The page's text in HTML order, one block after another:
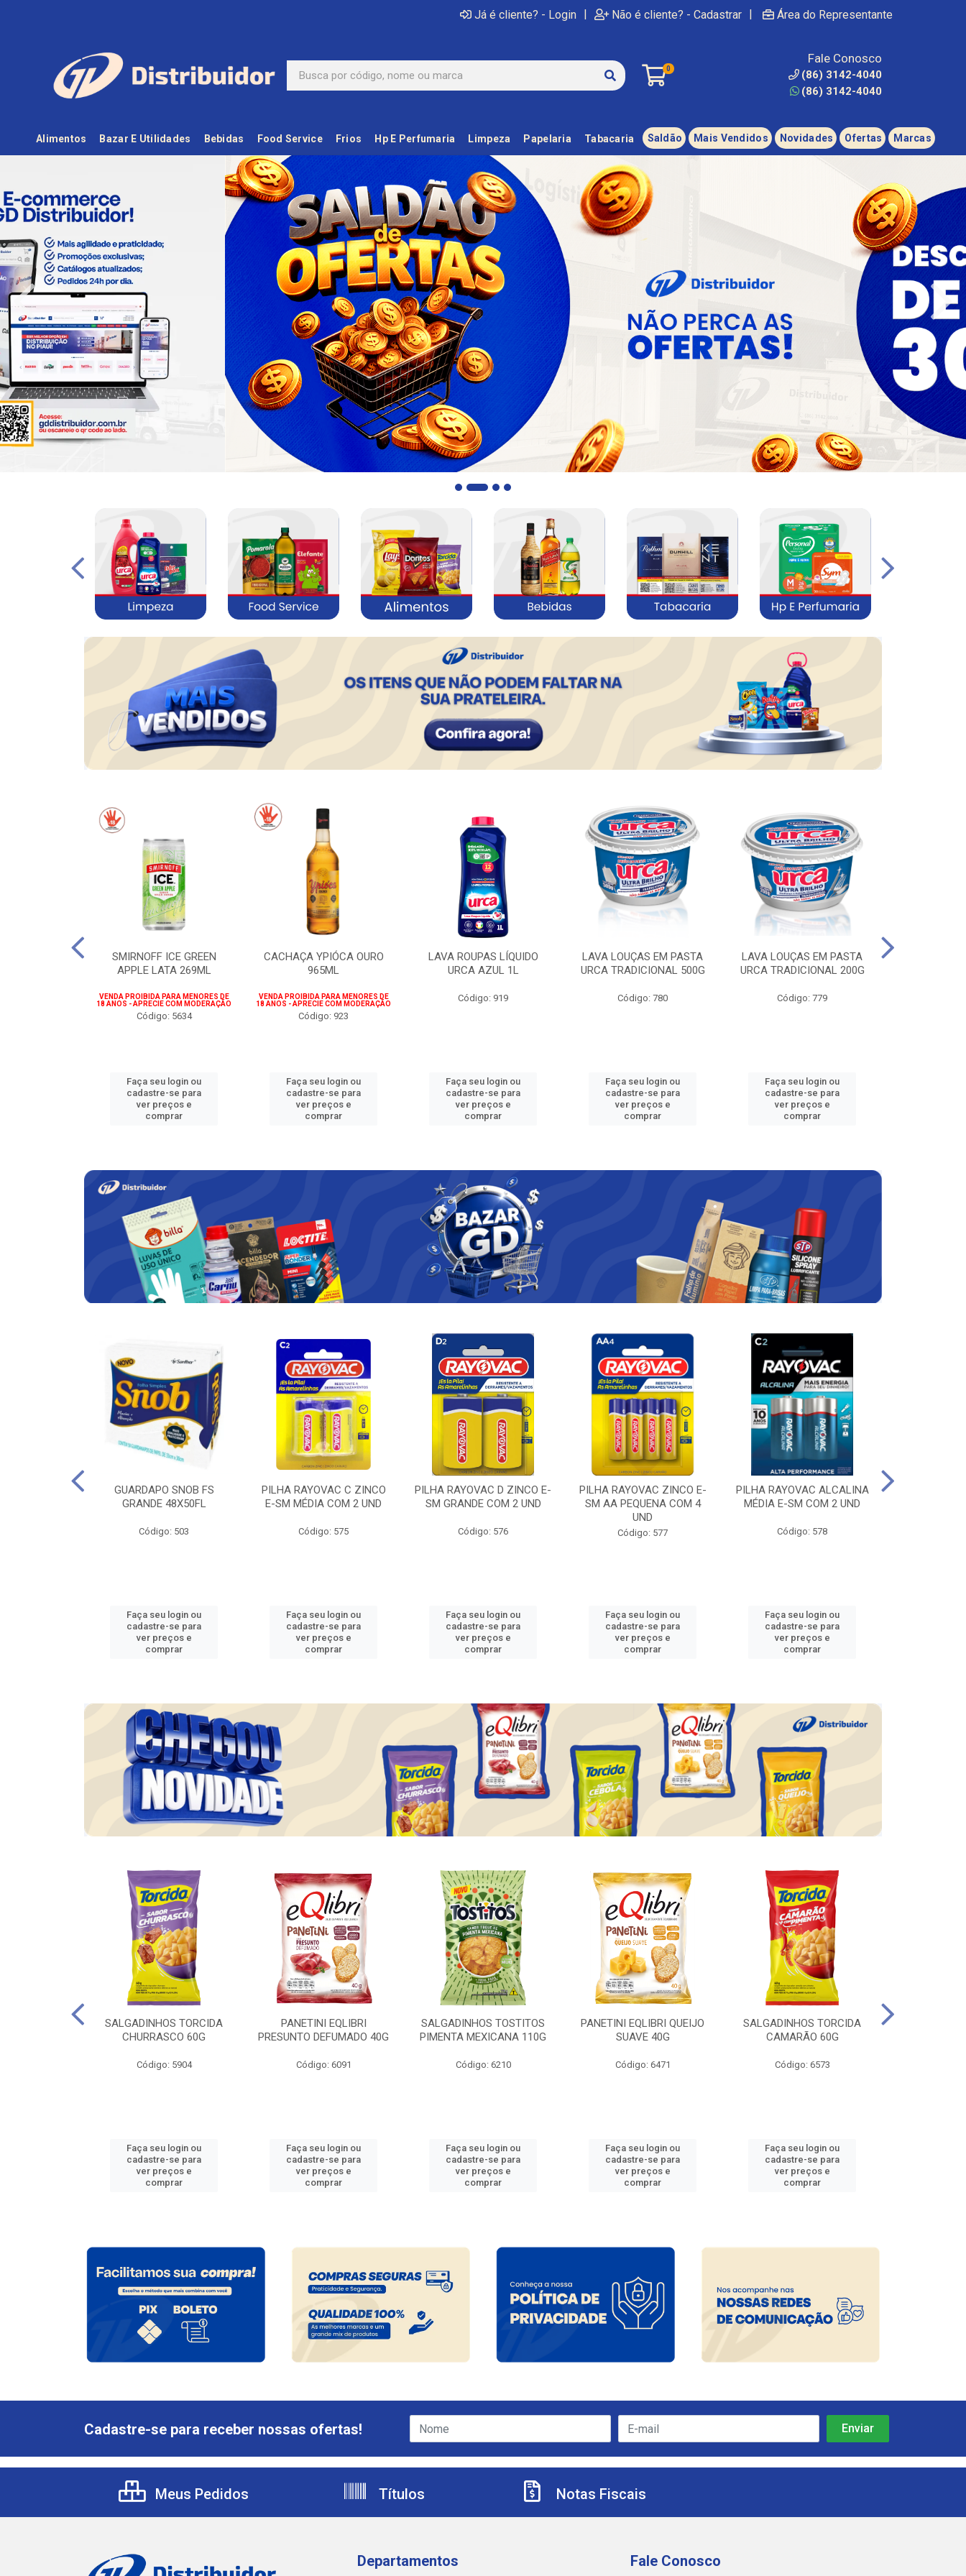
Já é cliente? - Login | Não é cliente? - Cadastrar | Área do Representante
0
Fale Conosco
(86) 3142-4040
(86) 3142-4040
Alimentos Bazar E Utilidades Bebidas Food Service Frios Hp E Perfumaria Limpeza Papelaria Tabacaria Saldão Mais Vendidos Novidades Ofertas Marcas
SMIRNOFF ICE GREEN
APPLE LATA 269ML
VENDA PROIBIDA PARA MENORES DE
18 ANOS - APRECIE COM MODERAÇÃO
Código: 5634
Faça seu login ou
cadastre-se para
ver preços e
comprar
CACHAÇA YPIÓCA OURO
965ML
VENDA PROIBIDA PARA MENORES DE
18 ANOS - APRECIE COM MODERAÇÃO
Código: 923
Faça seu login ou
cadastre-se para
ver preços e
comprar
LAVA ROUPAS LÍQUIDO
URCA AZUL 1L
Código: 919
Faça seu login ou
cadastre-se para
ver preços e
comprar
LAVA LOUÇAS EM PASTA
URCA TRADICIONAL 500G
Código: 780
Faça seu login ou
cadastre-se para
ver preços e
comprar
LAVA LOUÇAS EM PASTA
URCA TRADICIONAL 200G
Código: 779
Faça seu login ou
cadastre-se para
ver preços e
comprar
GUARDAPO SNOB FS
GRANDE 48X50FL
Código: 503
Faça seu login ou
cadastre-se para
ver preços e
comprar
PILHA RAYOVAC C ZINCO
E-SM MÉDIA COM 2 UND
Código: 575
Faça seu login ou
cadastre-se para
ver preços e
comprar
PILHA RAYOVAC D ZINCO E-
SM GRANDE COM 2 UND
Código: 576
Faça seu login ou
cadastre-se para
ver preços e
comprar
PILHA RAYOVAC ZINCO E-
SM AA PEQUENA COM 4
UND
Código: 577
Faça seu login ou
cadastre-se para
ver preços e
comprar
PILHA RAYOVAC ALCALINA
MÉDIA E-SM COM 2 UND
Código: 578
Faça seu login ou
cadastre-se para
ver preços e
comprar
SALGADINHOS TORCIDA
CHURRASCO 60G
Código: 5904
Faça seu login ou
cadastre-se para
ver preços e
comprar
PANETINI EQLIBRI
PRESUNTO DEFUMADO 40G
Código: 6091
Faça seu login ou
cadastre-se para
ver preços e
comprar
SALGADINHOS TOSTITOS
PIMENTA MEXICANA 110G
Código: 6210
Faça seu login ou
cadastre-se para
ver preços e
comprar
PANETINI EQLIBRI QUEIJO
SUAVE 40G
Código: 6471
Faça seu login ou
cadastre-se para
ver preços e
comprar
SALGADINHOS TORCIDA
CAMARÃO 60G
Código: 6573
Faça seu login ou
cadastre-se para
ver preços e
comprar
Cadastre-se para receber nossas ofertas!
Meus Pedidos Títulos Notas Fiscais
Departamentos Fale Conosco